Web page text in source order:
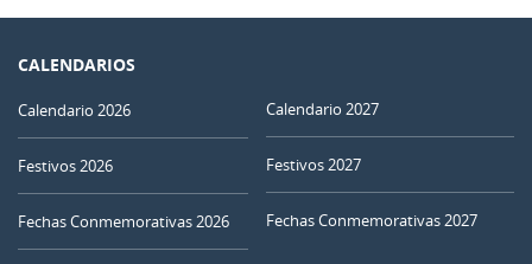
CALENDARIOS
Calendario 2026
Festivos 2026
Fechas Conmemorativas 2026
Calendario 2027
Festivos 2027
Fechas Conmemorativas 2027